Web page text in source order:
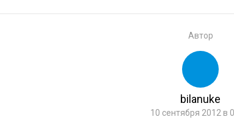
Автор
bilanuke
10 сентября 2012 в